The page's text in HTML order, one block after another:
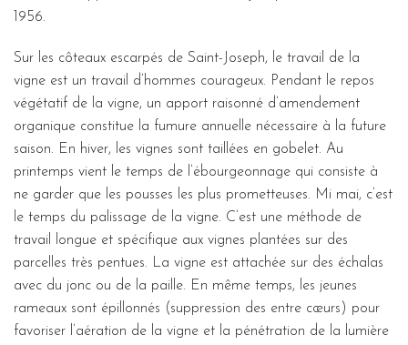
1956.
Sur les côteaux escarpés de Saint-Joseph, le travail de la
vigne est un travail d’hommes courageux. Pendant le repos
végétatif de la vigne, un apport raisonné d’amendement
organique constitue la fumure annuelle nécessaire à la future
saison. En hiver, les vignes sont taillées en gobelet. Au
printemps vient le temps de l’ébourgeonnage qui consiste à
ne garder que les pousses les plus prometteuses. Mi mai, c’est
le temps du palissage de la vigne. C’est une méthode de
travail longue et spécifique aux vignes plantées sur des
parcelles très pentues. La vigne est attachée sur des échalas
avec du jonc ou de la paille. En même temps, les jeunes
rameaux sont épillonnés (suppression des entre cœurs) pour
favoriser l’aération de la vigne et la pénétration de la lumière